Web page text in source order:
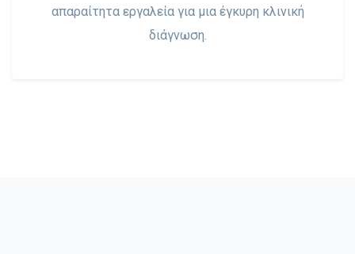
απαραίτητα εργαλεία για μια έγκυρη κλινική
διάγνωση.